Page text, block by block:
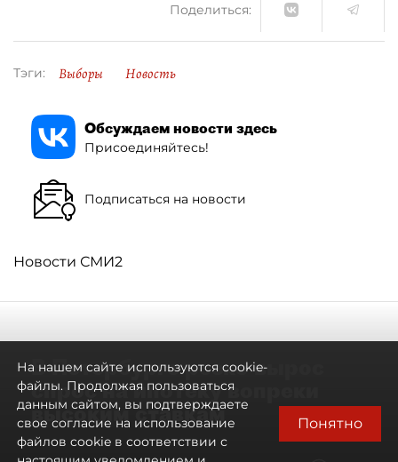
Поделиться:
Тэги: Выборы Новость
Обсуждаем новости здесь
Присоединяйтесь!
Подписаться на новости
Новости СМИ2
В Петербурге резко вырос
спрос на ипотеку вопреки
высоким ставкам
На нашем сайте используются cookie-
файлы. Продолжая пользоваться
данным сайтом, вы подтверждаете
свое согласие на использование
файлов cookie в соответствии с
Понятно